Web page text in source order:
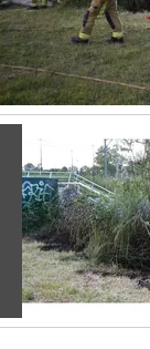
Vorige